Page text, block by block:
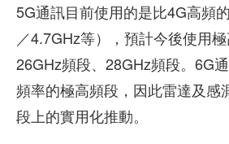
5G通訊目前使用的是比4G高頻
／4.7GHz等），預計今後使用
26GHz頻段、28GHz頻段。6G
頻率的極高頻段，因此雷達及感
段上的實用化推動。